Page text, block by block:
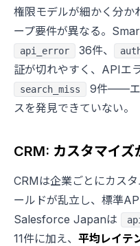
権限モデルが細かく分か
ープ要件が異なる。
api_error 36件、
証が切れやすく、APIエ
search_miss
9件——エ
スを発見できていない。
CRM: カスタマイズ
CRMは企業ごとにカス
ールドが乱立し、標準
Salesforce Japanは
11件に加え、 平均レイテ